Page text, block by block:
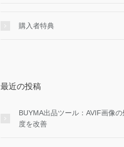
購入者特典
最近の投稿
BUYMA出品ツール：AVIF画像の
度を改善